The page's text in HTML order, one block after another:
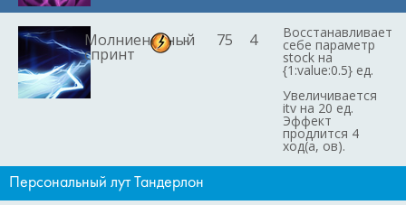
Молниеносный
спринт
- 75 4 Восстанавливает
себе параметр
stock на
{1:value:0.5} ед.
Увеличивается
itv на 20 ед.
Эффект
продлится 4
ход(а, ов).
Персональный лут Тандерлон